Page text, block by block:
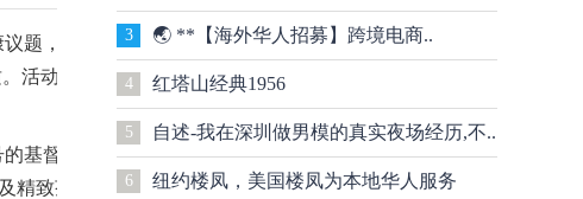
题，学习如何预
活动内容包括专
的基督教角声布道
精致茶点，让参
3 🌏 **【海外华人招募】跨境电商..
4 红塔山经典1956
5 自述-我在深圳做男模的真实夜场经历,不..
6 纽约楼凤，美国楼凤为本地华人服务